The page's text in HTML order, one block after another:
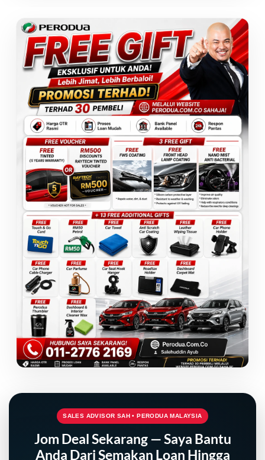
SALES ADVISOR SAH • PERODUA MALAYSIA
Jom Deal Sekarang — Saya Bantu
Anda Dari Semakan Loan Hingga